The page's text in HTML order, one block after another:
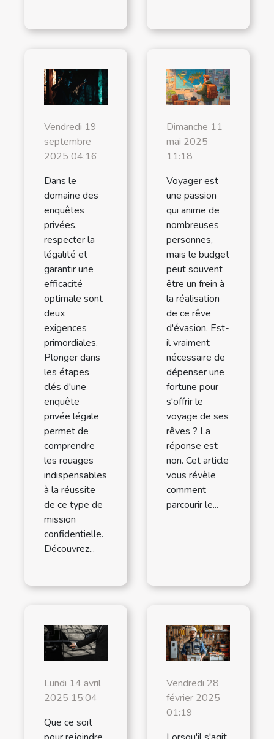
Vendredi 19
septembre
2025 04:16
Dans le
domaine des
enquêtes
privées,
respecter la
légalité et
garantir une
efficacité
optimale sont
deux
exigences
primordiales.
Plonger dans
les étapes
clés d'une
enquête
privée légale
permet de
comprendre
les rouages
indispensables
à la réussite
de ce type de
mission
confidentielle.
Découvrez...
Dimanche 11
mai 2025
11:18
Voyager est
une passion
qui anime de
nombreuses
personnes,
mais le budget
peut souvent
être un frein à
la réalisation
de ce rêve
d'évasion. Est-
il vraiment
nécessaire de
dépenser une
fortune pour
s'offrir le
voyage de ses
rêves ? La
réponse est
non. Cet article
vous révèle
comment
parcourir le...
Lundi 14 avril
2025 15:04
Que ce soit
Vendredi 28
février 2025
01:19